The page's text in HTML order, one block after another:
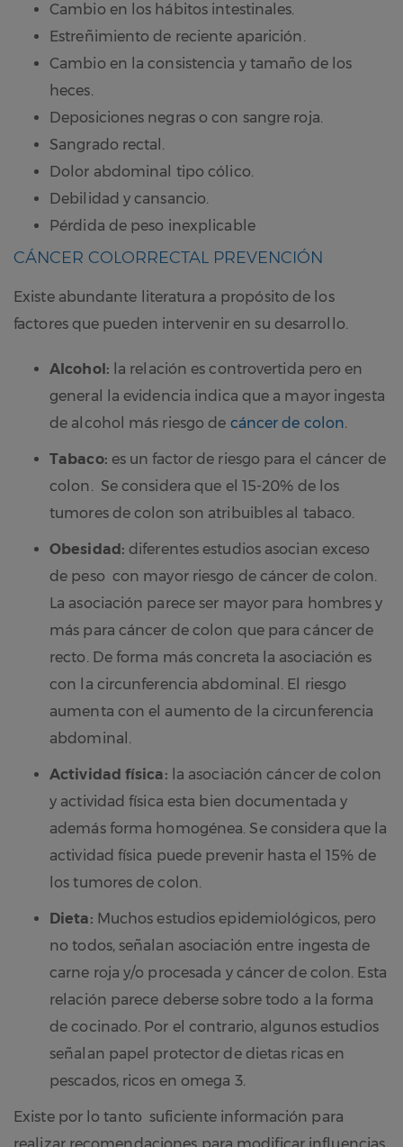
Cambio en los hábitos intestinales.
Estreñimiento de reciente aparición.
Cambio en la consistencia y tamaño de los
heces.
Deposiciones negras o con sangre roja.
Sangrado rectal.
Dolor abdominal tipo cólico.
Debilidad y cansancio.
Pérdida de peso inexplicable
CÁNCER COLORRECTAL PREVENCIÓN
Existe abundante literatura a propósito de los
factores que pueden intervenir en su desarrollo.
Alcohol: la relación es controvertida pero en
general la evidencia indica que a mayor ingesta
de alcohol más riesgo de cáncer de colon
Tabaco: es un factor de riesgo para el cáncer de
colon. Se considera que el 15-20% de los
tumores de colon son atribuibles al tabaco.
Obesidad: diferentes estudios asocian exceso
de peso con mayor riesgo de cáncer de colon.
La asociación parece ser mayor para hombres y
más para cáncer de colon que para cáncer de
recto. De forma más concreta la asociación es
con la circunferencia abdominal. El riesgo
aumenta con el aumento de la circunferencia
abdominal.
Actividad física: la asociación cáncer de colon
y actividad física esta bien documentada y
además forma homogénea. Se considera que la
actividad física puede prevenir hasta el 15% de
los tumores de colon.
Dieta: Muchos estudios epidemiológicos, pero
no todos, señalan asociación entre ingesta de
carne roja y/o procesada y cáncer de colon. Esta
relación parece deberse sobre todo a la forma
de cocinado. Por el contrario, algunos estudios
señalan papel protector de dietas ricas en
pescados, ricos en omega 3.
Existe por lo tanto suficiente información para
realizar recomendaciones para modificar influencias